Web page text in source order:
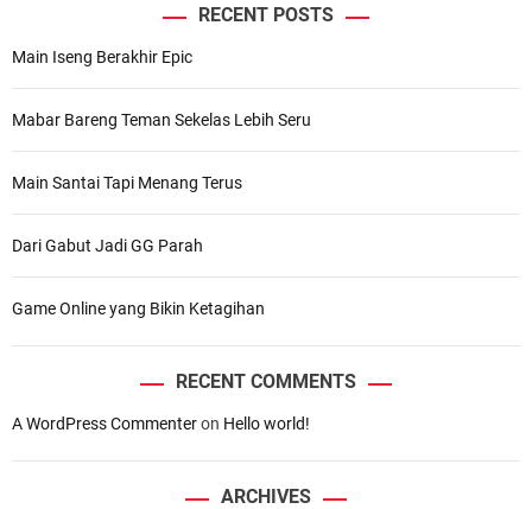
RECENT POSTS
Main Iseng Berakhir Epic
Mabar Bareng Teman Sekelas Lebih Seru
Main Santai Tapi Menang Terus
Dari Gabut Jadi GG Parah
Game Online yang Bikin Ketagihan
RECENT COMMENTS
A WordPress Commenteron Hello world!
ARCHIVES